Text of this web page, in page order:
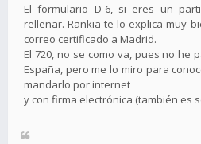
El formulario D-6, si eres un
rellenar. Rankia te lo explica muy
correo certificado a Madrid.
El 720, no se como va, pues no he
España, pero me lo miro para
mandarlo por internet
y con firma electrónica (también es